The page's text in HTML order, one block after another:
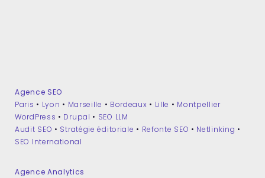
Agence SEO
Paris • Lyon • Marseille • Bordeaux • Lille • Montpellier
WordPress • Drupal • SEO LLM
Audit SEO • Stratégie éditoriale • Refonte SEO • Netlinking •
SEO International
Agence Analytics